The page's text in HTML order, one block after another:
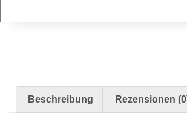
Sandstrahlen &
Beschreibung Rezensionen